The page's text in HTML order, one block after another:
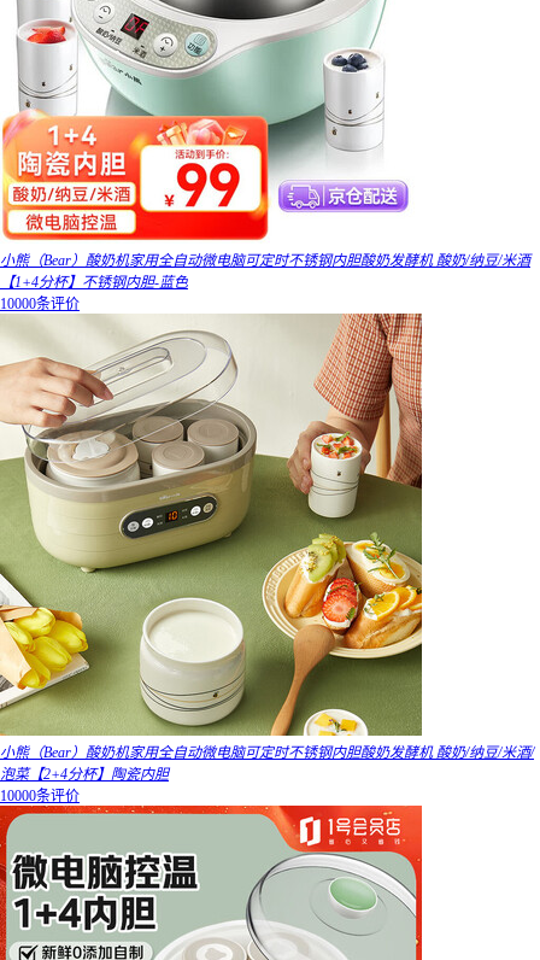
小熊（Bear）酸奶机家用全自动微电脑可定时不锈钢内胆酸奶发酵机 酸奶/纳豆/米酒
【1+4分杯】不锈钢内胆-蓝色
10000条评价
小熊（Bear）酸奶机家用全自动微电脑可定时不锈钢内胆酸奶发酵机 酸奶/纳豆/米酒/
泡菜【2+4分杯】陶瓷内胆
10000条评价